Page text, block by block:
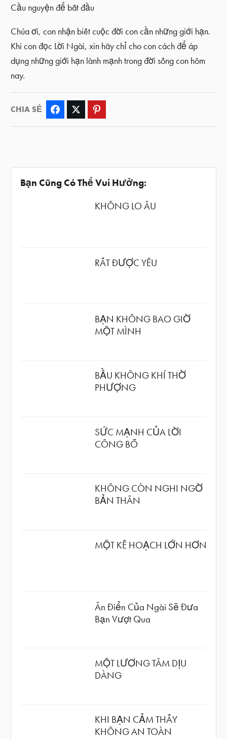
Cầu nguyện để bắt đầu
Chúa ơi, con nhận biết cuộc đời con cần những giới hạn.
Khi con đọc Lời Ngài, xin hãy chỉ cho con cách để áp
dụng những giới hạn lành mạnh trong đời sống con hôm
nay.
CHIA SẺ Facebook Twitter
Bạn Cũng Có Thể Vui Hưởng:
KHÔNG LO ÂU
RẤT ĐƯỢC YÊU
BẠN KHÔNG BAO GIỜ
MỘT MÌNH
BẦU KHÔNG KHÍ THỜ
PHƯỢNG
SỨC MẠNH CỦA LỜI
CÔNG BỐ
KHÔNG CÒN NGHI NGỜ
BẢN THÂN
MỘT KẾ HOẠCH LỚN HƠN
Ân Điển Của Ngài Sẽ Đưa
Bạn Vượt Qua
MỘT LƯƠNG TÂM DỊU
DÀNG
KHI BẠN CẢM THẤY
KHÔNG AN TOÀN